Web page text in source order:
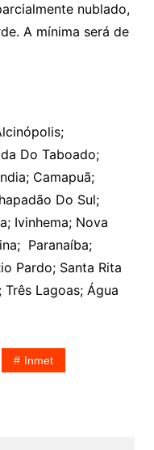
nublado,
A mínima será de
Do Taboado;
Camapuã;
Do Sul;
Ivinhema; Nova
Paranaíba;
Pardo; Santa Rita
Três Lagoas; Água
Inmet